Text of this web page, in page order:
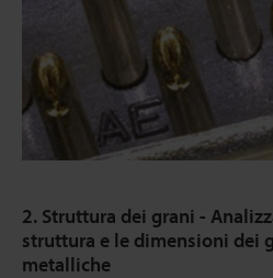
2. Struttura dei grani -
struttura e le dimensioni dei
metalliche